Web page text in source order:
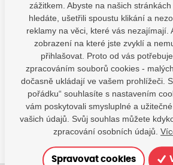
Máte
Kontaktujte nás
SDÍLEJTE:
zážitkem. Abyste na našich
hledáte, ušetřili spoustu klikání a
reklamy na věci, které vás nezajímají.
zobrazení na které jste zvyklí a
přihlašovat. Proto od vás
zpracováním souborů cookies -
dočasně ukládají ve vašem prohlížeči.
pořádku“ souhlasíte s nastavením
vám poskytovali smysluplné a
vašich údajů. Svůj souhlas můžete
zpracování osobních údajů.
Spravovat cookies